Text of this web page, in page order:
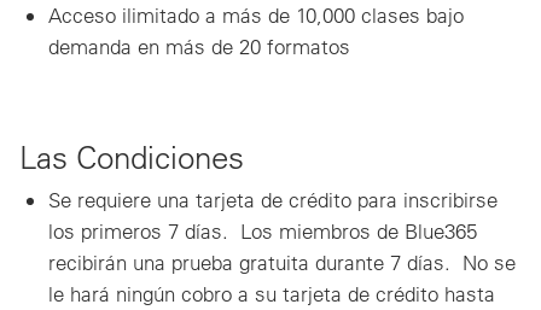
Acceso ilimitado a más de 10,000 clases bajo
demanda en más de 20 formatos
Las Condiciones
Se requiere una tarjeta de crédito para inscribirse
los primeros 7 días. Los miembros de Blue365
recibirán una prueba gratuita durante 7 días. No se
le hará ningún cobro a su tarjeta de crédito hasta